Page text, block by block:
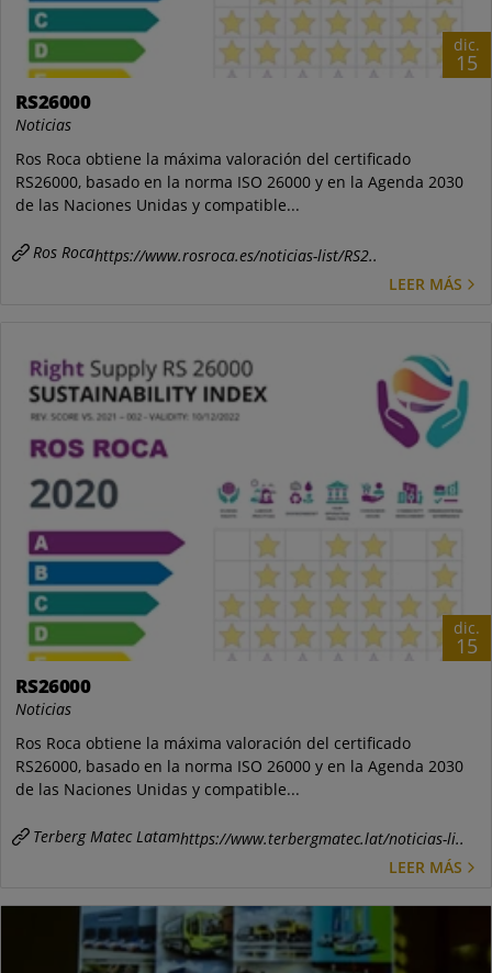
dic.
15
RS26000
Noticias
Ros Roca obtiene la máxima valoración del certificado
RS26000, basado en la norma ISO 26000 y en la Agenda 2030
de las Naciones Unidas y compatible...
Ros Rocahttps://www.rosroca.es/noticias-list/RS2..
LEER MÁS
dic.
15
RS26000
Noticias
Ros Roca obtiene la máxima valoración del certificado
RS26000, basado en la norma ISO 26000 y en la Agenda 2030
de las Naciones Unidas y compatible...
Terberg Matec Latamhttps://www.terbergmatec.lat/noticias-li..
LEER MÁS